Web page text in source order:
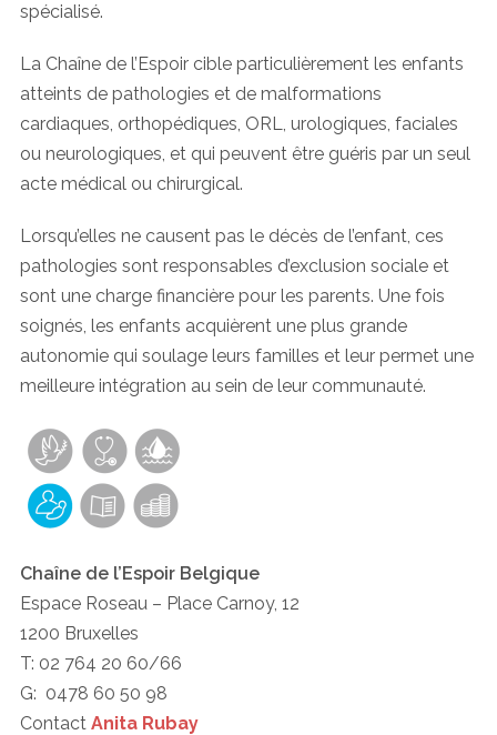
spécialisé.
La Chaîne de l’Espoir cible particulièrement les enfants
atteints de pathologies et de malformations
cardiaques, orthopédiques, ORL, urologiques, faciales
ou neurologiques, et qui peuvent être guéris par un seul
acte médical ou chirurgical.
Lorsqu’elles ne causent pas le décès de l’enfant, ces
pathologies sont responsables d’exclusion sociale et
sont une charge financière pour les parents. Une fois
soignés, les enfants acquièrent une plus grande
autonomie qui soulage leurs familles et leur permet une
meilleure intégration au sein de leur communauté.
Chaîne de l’Espoir Belgique
Espace Roseau – Place Carnoy, 12
1200 Bruxelles
T: 02 764 20 60/66
G: 0478 60 50 98
Contact Anita Rubay